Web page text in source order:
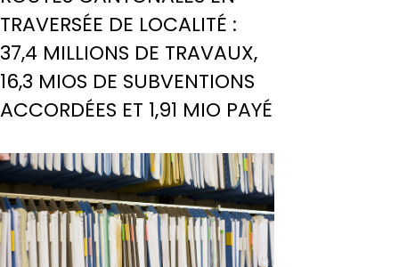
TRAVERSÉE DE LOCALITÉ :
37,4 MILLIONS DE TRAVAUX,
16,3 MIOS DE SUBVENTIONS
ACCORDÉES ET 1,91 MIO PAYÉ